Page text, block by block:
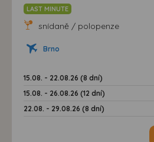
LAST MINUTE
snídaně / polopenze
Brno
15.08. - 22.08.26 (8 dní)
15.08. - 26.08.26 (12 dní)
22.08. - 29.08.26 (8 dní)